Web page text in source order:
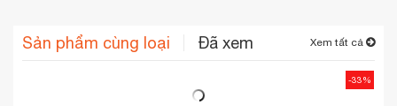
Sản phẩm cùng loại Đã xem Xem tất cả
-33%